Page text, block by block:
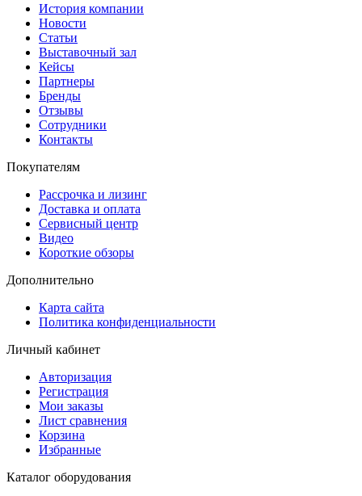
История компании
Новости
Статьи
Выставочный зал
Кейсы
Партнеры
Бренды
Отзывы
Сотрудники
Контакты
Покупателям
Рассрочка и лизинг
Доставка и оплата
Сервисный центр
Видео
Короткие обзоры
Дополнительно
Карта сайта
Политика конфиденциальности
Личный кабинет
Авторизация
Регистрация
Мои заказы
Лист сравнения
Корзина
Избранные
Каталог оборудования